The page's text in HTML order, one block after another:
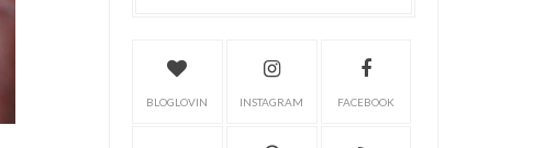
BLOGLOVIN INSTAGRAM FACEBOOK